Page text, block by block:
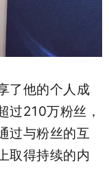
了他的个人成
过210万粉丝，
过与粉丝的互
取得持续的内